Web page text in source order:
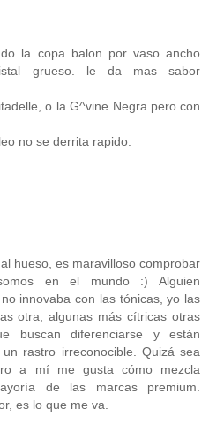
la copa balon por vaso ancho
grueso. le da mas sabor
o la G^vine Negra.pero con
no se derrita rapido.
hueso, es maravilloso comprobar
en el mundo :) Alguien
innovaba con las tónicas, yo las
otra, algunas más cítricas otras
buscan diferenciarse y están
rastro irreconocible. Quizá sea
a mí me gusta cómo mezcla
de las marcas premium.
es lo que me va.